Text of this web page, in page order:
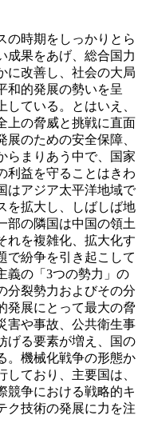
時期をしっかりとら
成果をあげ、総合国力
に改善し、社会の大局
和的発展の勢いを呈
ている。とはいえ、
上の脅威と挑戦に直面
のための安全保障、
らまりあう中で、国家
利益を守ることはきわ
はアジア太平洋地域で
を拡大し、しばしば地
部の隣国は中国の領土
れを複雑化、拡大化す
で紛争を引き起こして
義の「3つの勢力」の
分裂勢力およびその分
発展にとって最大の脅
害や事故、公共衛生事
げる要素が増え、国の
。機械化戦争の形態か
ており、主要国は、
競争における戦略的キ
ク技術の発展に力を注